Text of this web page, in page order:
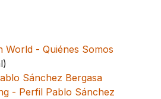
World - Quiénes Somos
Sánchez Bergasa
- Perfil Pablo Sánchez